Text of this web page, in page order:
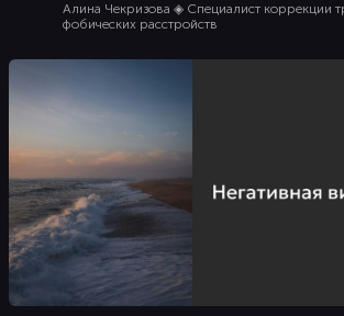
Алина Чекризова ◈ Специалист коррекции
фобических расстройств